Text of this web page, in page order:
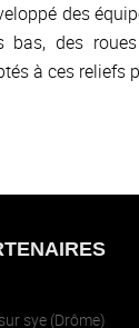
des
bas, des
à ces reliefs
sye (Drôme)